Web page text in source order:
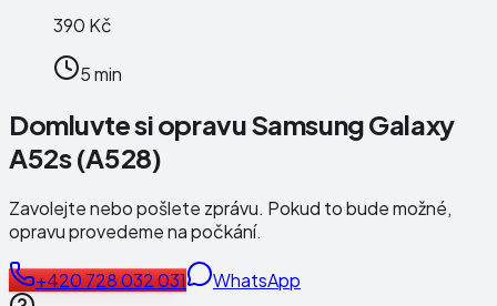
390 Kč
5 min
Domluvte si opravu Samsung Galaxy
A52s (A528)
Zavolejte nebo pošlete zprávu. Pokud to bude možné,
opravu provedeme na počkání.
+420 728 032 031 WhatsApp